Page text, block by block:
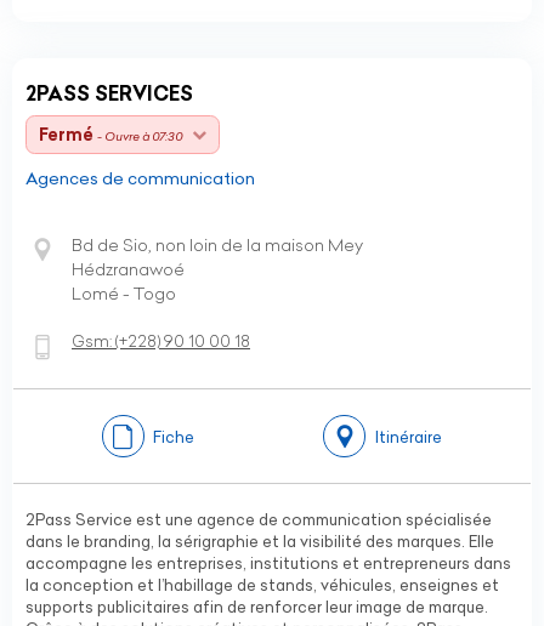
2PASS SERVICES
Fermé - Ouvre à 07:30
Agences de communication
Bd de Sio, non loin de la maison Mey
Hédzranawoé
Lomé - Togo
Gsm:(+228)90 10 00 18
Fiche Itinéraire
2Pass Service est une agence de communication spécialisée
dans le branding, la sérigraphie et la visibilité des marques. Elle
accompagne les entreprises, institutions et entrepreneurs dans
la conception et l’habillage de stands, véhicules, enseignes et
supports publicitaires afin de renforcer leur image de marque.